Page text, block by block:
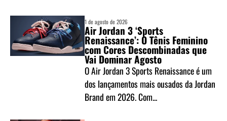
1 de agosto de 2026
Air Jordan 3 ‘Sports
Renaissance’: O Tênis Feminino
com Cores Descombinadas que
Vai Dominar Agosto
O Air Jordan 3 Sports Renaissance é um
dos lançamentos mais ousados da Jordan
Brand em 2026. Com...